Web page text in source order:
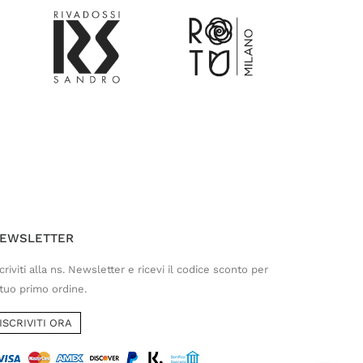
alla ns. Newsletter e ricevi il codice sconto per
primo ordine.
ISCRIVITI ORA